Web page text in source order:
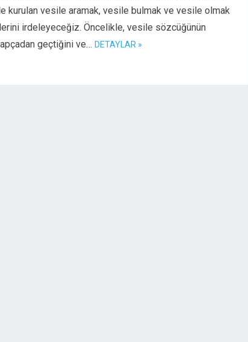
kurulan vesile aramak, vesile bulmak ve vesile olmak
irdeleyeceğiz. Öncelikle, vesile sözcüğünün
geçtiğini ve… DETAYLAR »